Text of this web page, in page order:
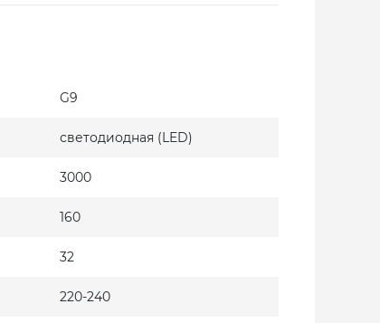
G9
светодиодная (LED)
3000
160
32
220-240